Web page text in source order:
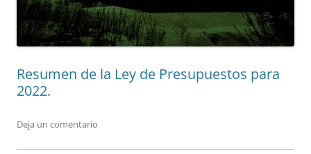
Resumen de la Ley de Presupuestos para
2022.
Deja un comentario